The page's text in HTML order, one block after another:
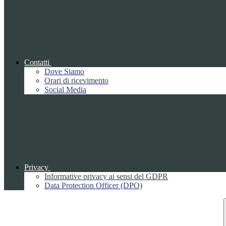
Contatti
Dove Siamo
Orari di ricevimento
Social Media
Privacy
Informative privacy ai sensi del GDPR
Data Protection Officer (DPO)